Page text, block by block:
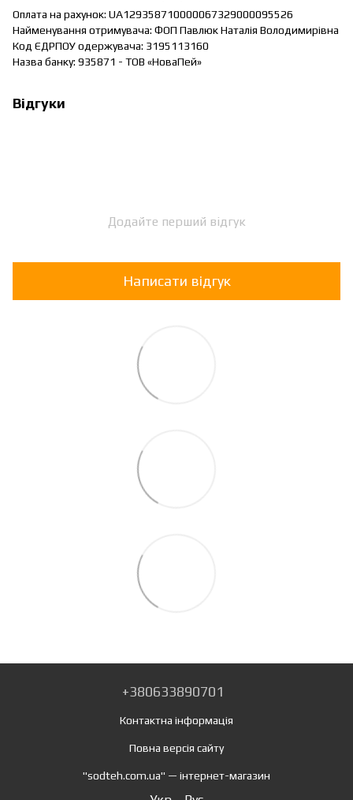
Оплата на рахунок: UA129358710000067329000095526
Найменування отримувача: ФОП Павлюк Наталія Володимирівна
Код ЄДРПОУ одержувача: 3195113160
Назва банку: 935871 - ТОВ «НоваПей»
Відгуки
Додайте перший відгук
Написати відгук
+380633890701
Контактна інформація
Повна версія сайту
"sodteh.com.ua" — інтернет-магазин